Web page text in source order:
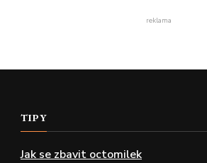
reklama
TIPY
Jak se zbavit octomilek